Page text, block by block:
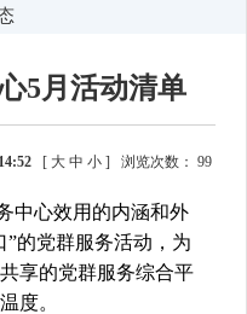
5月活动清单
[ 大 中 小 ] 浏览次数： 99
心效用的内涵和外
的党群服务活动，为
享的党群服务综合平
度。